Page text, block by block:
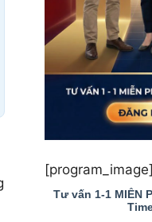
[program_image]